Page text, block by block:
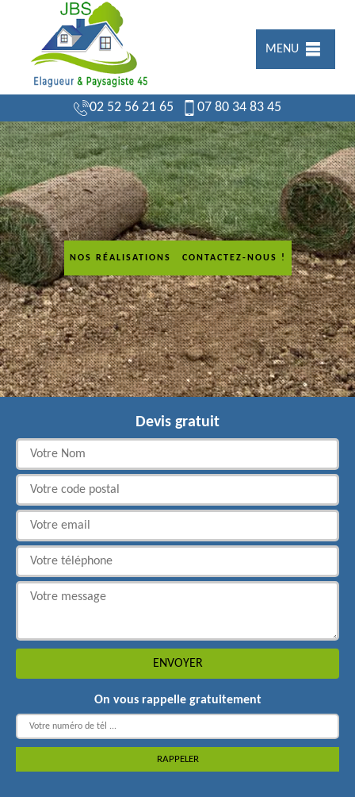
MENU
02 52 56 21 65 07 80 34 83 45
NOS RÉALISATIONS CONTACTEZ-NOUS !
Devis gratuit
On vous rappelle gratuitement